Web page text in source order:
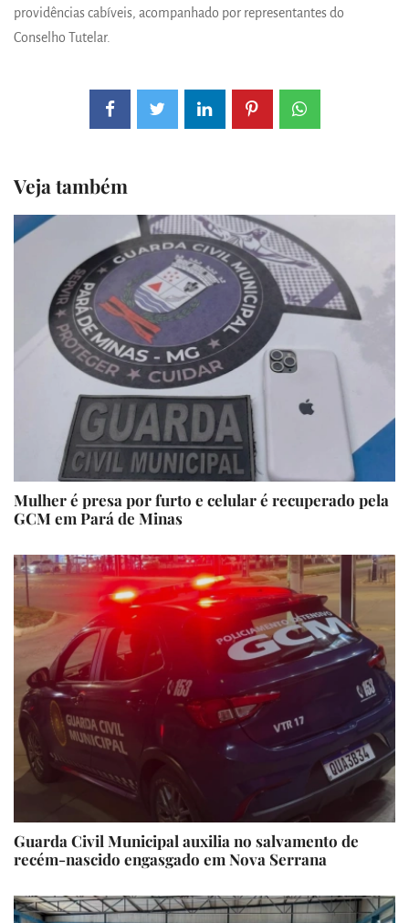
providências cabíveis, acompanhado por representantes do
Conselho Tutelar.
Veja também
Mulher é presa por furto e celular é recuperado pela
GCM em Pará de Minas
Guarda Civil Municipal auxilia no salvamento de
recém-nascido engasgado em Nova Serrana